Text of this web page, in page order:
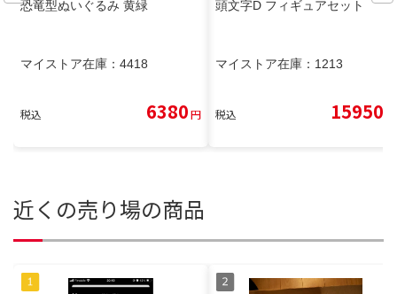
恐竜型ぬいぐるみ 黄緑
マイストア在庫： 4418
税込 6380円
頭文字D フィギュアセット
マイストア在庫： 1213
税込 15950
近くの売り場の商品